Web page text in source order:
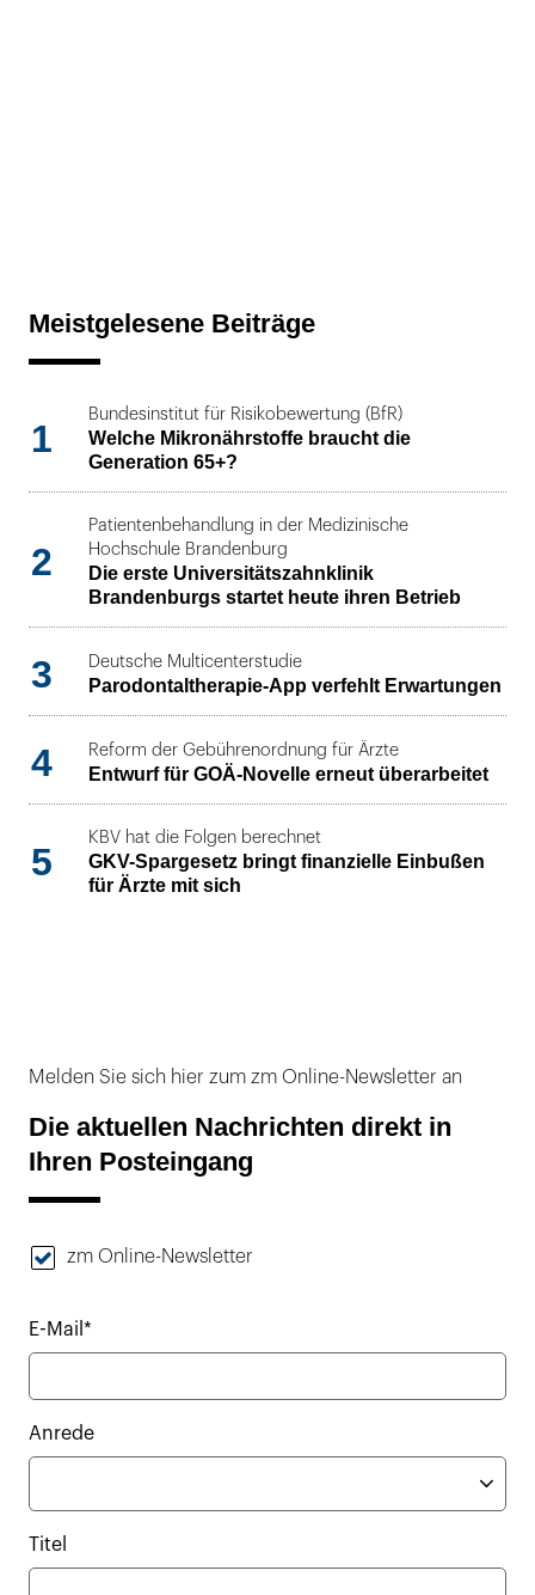
Meistgelesene Beiträge
1
Bundesinstitut für Risikobewertung (BfR)
Welche Mikronährstoffe braucht die
Generation 65+?
2
Patientenbehandlung in der Medizinische
Hochschule Brandenburg
Die erste Universitätszahnklinik
Brandenburgs startet heute ihren Betrieb
3 Deutsche Multicenterstudie
Parodontaltherapie-App verfehlt Erwartungen
4 Reform der Gebührenordnung für Ärzte
Entwurf für GOÄ-Novelle erneut überarbeitet
5
KBV hat die Folgen berechnet
GKV-Spargesetz bringt finanzielle Einbußen
für Ärzte mit sich
Melden Sie sich hier zum zm Online-Newsletter an
Die aktuellen Nachrichten direkt in
Ihren Posteingang
zm Online-Newsletter
E-Mail*
Anrede
Titel